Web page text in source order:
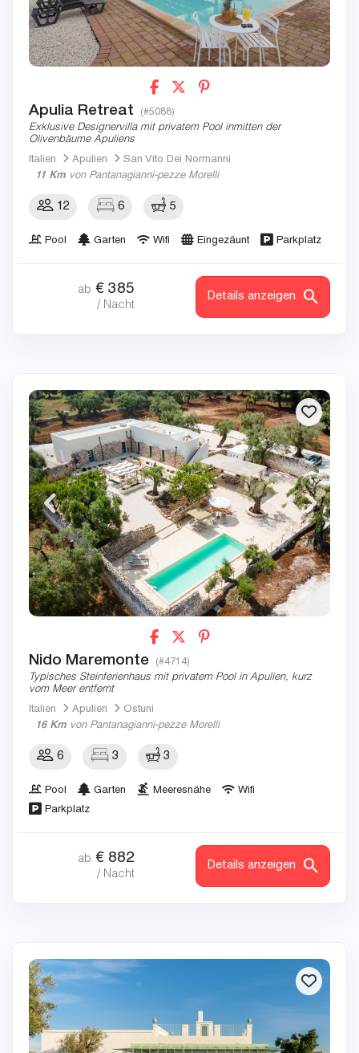
Apulia Retreat (#5088)
Exklusive Designervilla mit privatem Pool inmitten der
Olivenbäume Apuliens
Italien
Apulien
San Vito Dei Normanni
11 Km von Pantanagianni-pezze Morelli
12 6 5
Pool Garten Wifi Eingezäunt Parkplatz
ab € 385
/ Nacht
Details anzeigen
Nido Maremonte (#4714)
Typisches Steinferienhaus mit privatem Pool in Apulien, kurz
vom Meer entfernt
Italien
Apulien
Ostuni
16 Km von Pantanagianni-pezze Morelli
6 3 3
Pool Garten Meeresnähe
Wifi
Parkplatz
ab € 882
/ Nacht
Details anzeigen